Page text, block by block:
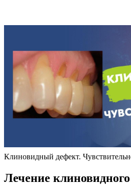
Клиновидный дефект.
Лечение